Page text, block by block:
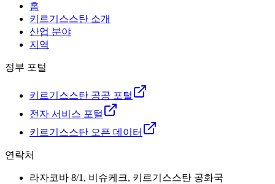
홈
키르기스스탄 소개
산업 분야
지역
정부 포털
키르기스스탄 공공 포털
전자 서비스 포털
키르기스스탄 오픈 데이터
연락처
라자코바 8/1, 비슈케크, 키르기스스탄 공화국